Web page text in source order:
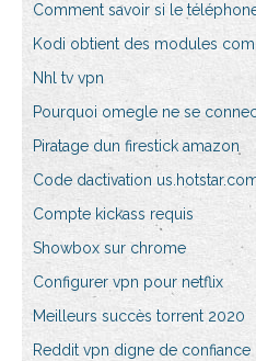
Comment savoir si le
Kodi obtient des modules
Nhl tv vpn
Pourquoi omegle ne se
Piratage dun firestick amazon
Code dactivation
Compte kickass requis
Showbox sur chrome
Configurer vpn pour netflix
Meilleurs succès torrent 2020
Reddit vpn digne de confiance